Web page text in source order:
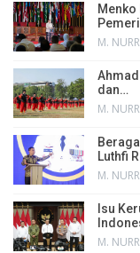
M.
dan…
M.
Luthfi
M.
Isu
M.